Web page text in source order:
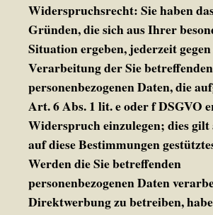
Widerspruchsrecht: Sie haben
Gründen, die sich aus Ihrer
Situation ergeben, jederzeit
Verarbeitung der Sie betreffenden
personenbezogenen Daten, die
Art. 6 Abs. 1 lit. e oder f DSGVO
Widerspruch einzulegen; dies
auf diese Bestimmungen
Werden die Sie betreffenden
personenbezogenen Daten
Direktwerbung zu betreiben,